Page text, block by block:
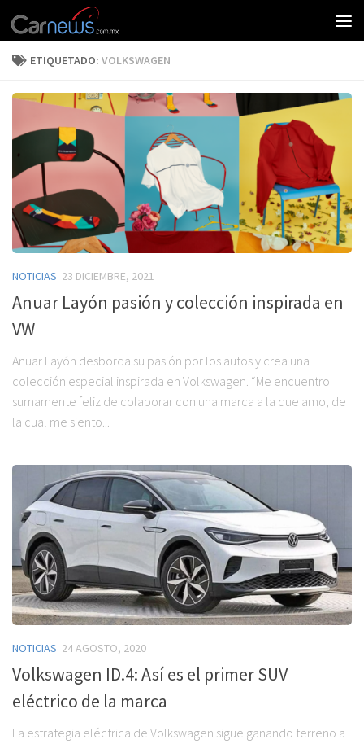
ETIQUETADO: VOLKSWAGEN
NOTICIAS 23 DICIEMBRE, 2021
Anuar Layón pasión y colección inspirada en
VW
Anuar Layón desborda su pasión por los autos y crea una
colección especial inspirada en Volkswagen. “Me encuentro
sumamente feliz de colaborar con una marca a la que amo, de
la cual me siento...
NOTICIAS 24 AGOSTO, 2020
Volkswagen ID.4: Así es el primer SUV
eléctrico de la marca
La estrategia eléctrica de Volkswagen sigue ganando terreno a